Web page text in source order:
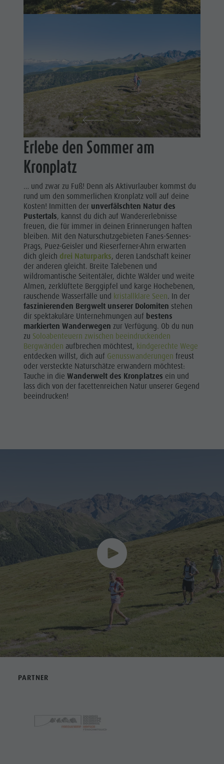
&
Aktivitäten
Shopping
Südtirol
Events
Guide A-Z
Erlebe den Sommer am
Kronplatz
… und zwar zu Fuß! Denn als Aktivurlauber kommst du
rund um den sommerlichen Kronplatz voll auf deine
Kosten! Inmitten der unverfälschten Natur des
Pustertals, kannst du dich auf Wandererlebnisse
freuen, die für immer in deinen Erinnerungen haften
bleiben. Mit den Naturschutzgebieten Fanes-Sennes-
Prags, Puez-Geisler und Rieserferner-Ahrn erwarten
dich gleich drei Naturparks, deren Landschaft keiner
der anderen gleicht. Breite Talebenen und
wildromantische Seitentäler, dichte Wälder und weite
Almen, zerklüftete Berggipfel und karge Hochebenen,
rauschende Wasserfälle und kristallklare Seen. In der
faszinierenden Bergwelt unserer Dolomiten stehen
dir spektakuläre Unternehmungen auf bestens
markierten Wanderwegen zur Verfügung. Ob du nun
zu Soloabenteuern zwischen beeindruckenden
Bergwänden aufbrechen möchtest, kindgerechte Wege
entdecken willst, dich auf Genusswanderungen freust
oder versteckte Naturschätze erwandern möchtest:
Tauche in dieWanderwelt des Kronplatzes ein und
lass dich von der facettenreichen Natur unserer Gegend
beeindrucken!
PARTNER